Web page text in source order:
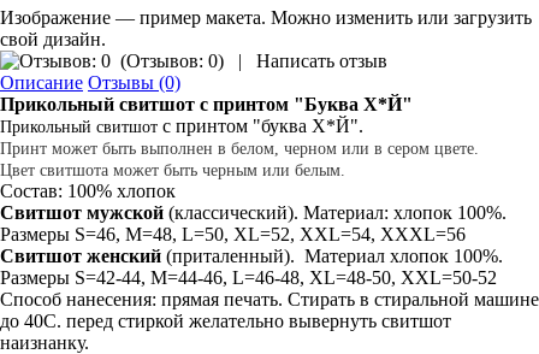
Изображение — пример макета. Можно изменить или загрузить
свой дизайн.
(Отзывов: 0) |
Написать отзыв
Описание Отзывы (0)
Прикольный свитшот с принтом "Буква Х*Й"
Прикольный свитшот с принтом "буква Х*Й".
Принт может быть выполнен в белом, черном или в сером цвете.
Цвет свитшота может быть черным или белым.
Состав: 100% хлопок
Свитшот мужской (классический). Материал: хлопок 100%.
Размеры S=46, M=48, L=50, XL=52, XXL=54, XXXL=56
Свитшот женский (приталенный). Материал хлопок 100%.
Размеры S=42-44, M=44-46, L=46-48, XL=48-50, XXL=50-52
Способ нанесения: прямая печать. Стирать в стиральной машине
до 40С. перед стиркой желательно вывернуть свитшот
наизнанку.